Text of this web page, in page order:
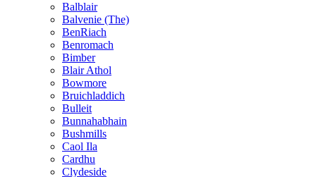
Balblair
Balvenie (The)
BenRiach
Benromach
Bimber
Blair Athol
Bowmore
Bruichladdich
Bulleit
Bunnahabhain
Bushmills
Caol Ila
Cardhu
Clydeside